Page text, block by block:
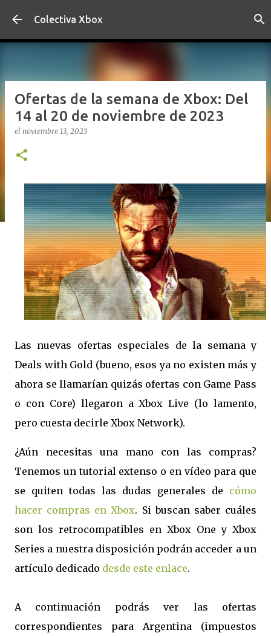
Ir al contenido principal
Colectiva Xbox
Ofertas de la semana de Xbox: Del
14 al 20 de noviembre de 2023
el noviembre 13, 2023
Las nuevas ofertas especiales de la semana y
Deals with Gold (bueno, esos ya no existen más y
ahora se llamarían quizás ofertas con Game Pass
o con Core) llegaron a Xbox Live (lo lamento,
pero cuesta decirle Xbox Network).
¿Aún necesitas una mano con las compras?
Tenemos un tutorial extenso o en vídeo para que
se quiten todas las dudas generales de cómo
hacer compras en Xbox. Si buscan saber cuáles
son los retrocompatibles en Xbox One y Xbox
Series a nuestra disposición podrán acceder a un
artículo dedicado desde este enlace.
A continuación podrás ver las ofertas
correspondientes para Argentina (impuestos